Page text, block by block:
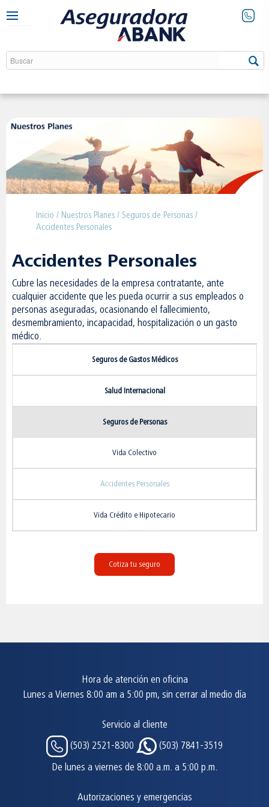
Inicio / Nuestros Planes / Seguros de Personas /
Accidentes Personales
Accidentes Personales
Cubre las necesidades de la empresa contratante, ante
cualquier accidente que les pueda ocurrir a sus empleados o
personas aseguradas, ocasionando el fallecimiento,
desmembramiento, incapacidad, hospitalización o un gasto
médico.
Seguros de Gastos Médicos
Salud Internacional
Seguros de Personas
Vida Colectivo
Accidentes Personales
Vida Crédito e Hipotecario
Cotiza tu seguro
Hora de atención en oficina
Lunes a Viernes 8:00 am a 5:00 pm, sin cerrar al medio día
Servicio al cliente
(503) 2521-8300
(503) 7841-3519
De lunes a viernes de 8:00 a.m. a 5:00 p.m.
Autorizaciones y emergencias